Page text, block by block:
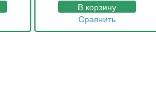
В корзину
Сравнить